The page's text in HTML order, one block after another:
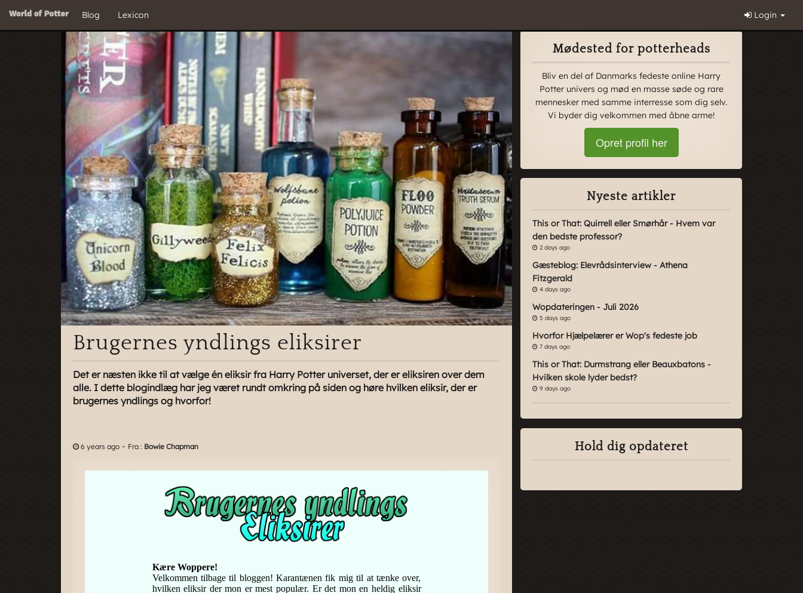
Blog Lexicon Login
Brugernes yndlings eliksirer
Det er næsten ikke til at vælge én eliksir fra Harry Potter universet, der er eliksiren over dem
alle. I dette blogindlæg har jeg været rundt omkring på siden og høre hvilken eliksir, der er
brugernes yndlings og hvorfor!
6 years ago - Fra : Bowie Chapman
Mødested for potterheads
Bliv en del af Danmarks fedeste online Harry
Potter univers og mød en masse søde og rare
mennesker med samme interresse som dig selv.
Vi byder dig velkommen med åbne arme!
Opret profil her
Nyeste artikler
This or That: Quirrell eller Smørhår - Hvem var
den bedste professor?
2 days ago
Gæsteblog: Elevrådsinterview - Athena
Fitzgerald
4 days ago
Wopdateringen - Juli 2026
5 days ago
Hvorfor Hjælpelærer er Wop's fedeste job
7 days ago
This or That: Durmstrang eller Beauxbatons -
Hvilken skole lyder bedst?
9 days ago
Hold dig opdateret